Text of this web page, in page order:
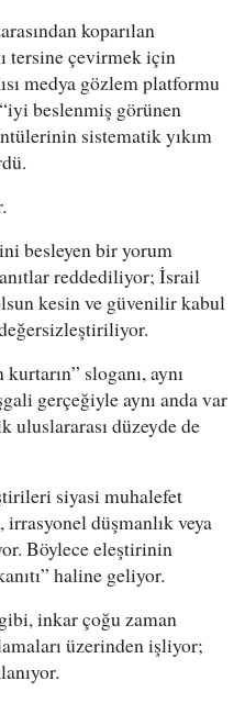
koparılan
tersine çevirmek için
medya gözlem platformu
beslenmiş görünen
sistematik yıkım
besleyen bir yorum
reddediliyor; İsrail
kesin ve güvenilir kabul
sloganı, aynı
gerçeğiyle aynı anda var
düzeyde de
siyasi muhalefet
düşmanlık veya
Böylece eleştirinin
haline geliyor.
inkar çoğu zaman
üzerinden işliyor;